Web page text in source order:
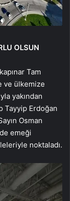
OLSUN
Tam
ve ülkemize
yakından
Tayyip Erdoğan
Osman
emeği
noktaladı.